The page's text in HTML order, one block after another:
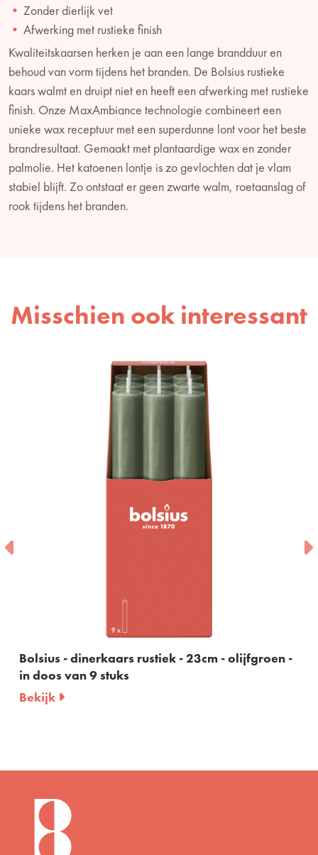
Zonder dierlijk vet
Afwerking met rustieke finish
Kwaliteitskaarsen herken je aan een lange brandduur en
behoud van vorm tijdens het branden. De Bolsius rustieke
kaars walmt en druipt niet en heeft een afwerking met rustieke
finish. Onze MaxAmbiance technologie combineert een
unieke wax receptuur met een superdunne lont voor het beste
brandresultaat. Gemaakt met plantaardige wax en zonder
palmolie. Het katoenen lontje is zo gevlochten dat je vlam
stabiel blijft. Zo ontstaat er geen zwarte walm, roetaanslag of
rook tijdens het branden.
Misschien ook interessant
- 23cm - olijfgroen -
Bolsius - dinerkaars